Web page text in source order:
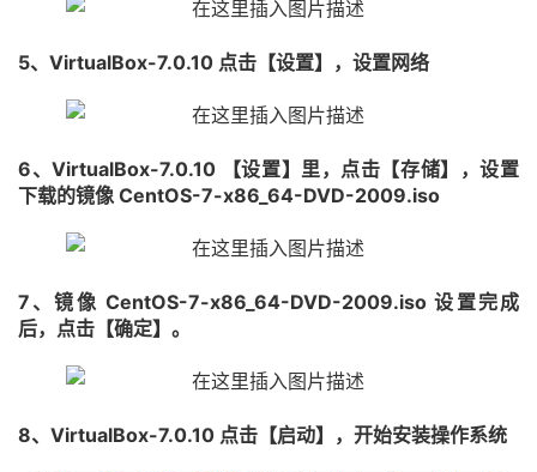
5、VirtualBox-7.0.10 点击【设置】，设置网络
6、VirtualBox-7.0.10 【设置】里，点击【存储】，设置
下载的镜像 CentOS-7-x86_64-DVD-2009.iso
7、镜像 CentOS-7-x86_64-DVD-2009.iso 设置完成
后，点击【确定】。
8、VirtualBox-7.0.10 点击【启动】，开始安装操作系统